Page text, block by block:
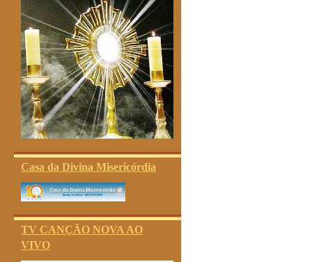
Casa da Divina Misericórdia
TV CANÇÃO NOVA AO
VIVO